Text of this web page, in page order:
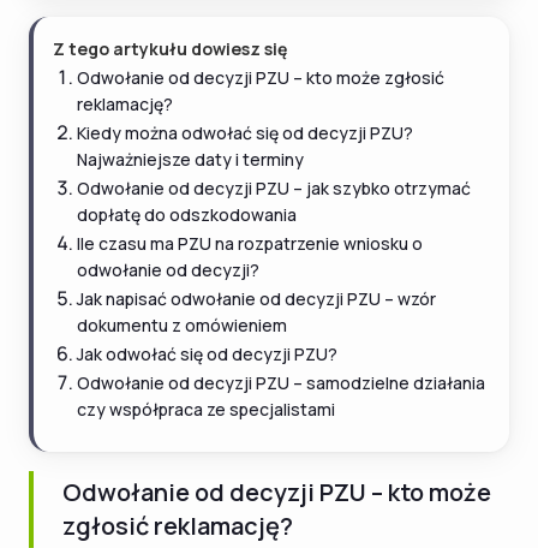
Z tego artykułu dowiesz się
Odwołanie od decyzji PZU – kto może zgłosić
reklamację?
Kiedy można odwołać się od decyzji PZU?
Najważniejsze daty i terminy
Odwołanie od decyzji PZU – jak szybko otrzymać
dopłatę do odszkodowania
Ile czasu ma PZU na rozpatrzenie wniosku o
odwołanie od decyzji?
Jak napisać odwołanie od decyzji PZU – wzór
dokumentu z omówieniem
Jak odwołać się od decyzji PZU?
Odwołanie od decyzji PZU – samodzielne działania
czy współpraca ze specjalistami
Odwołanie od decyzji PZU – kto może
zgłosić reklamację?